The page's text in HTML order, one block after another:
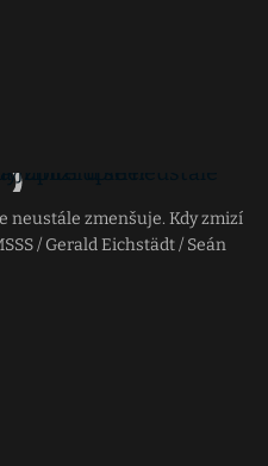
neustále zmenšuje. Kdy zmizí
/ Gerald Eichstädt / Seán